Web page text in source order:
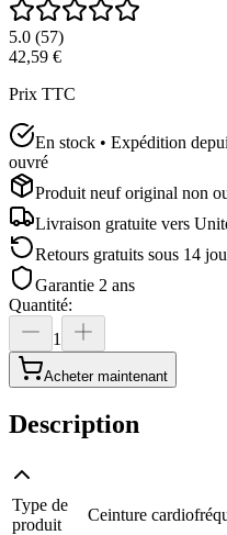
5.0 (57)
42,59 €
Prix TTC
En stock • Expédition
ouvré
Produit neuf original non
Livraison gratuite vers
Retours gratuits sous 14
Garantie 2 ans
Quantité:
1
Acheter maintenant
Description
Type de
produit
Ceinture